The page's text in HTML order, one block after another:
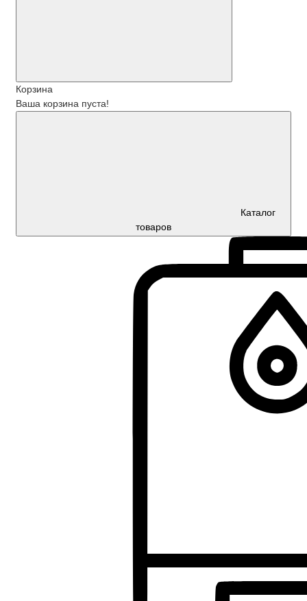
Корзина
Ваша корзина пуста!
Каталог
товаров